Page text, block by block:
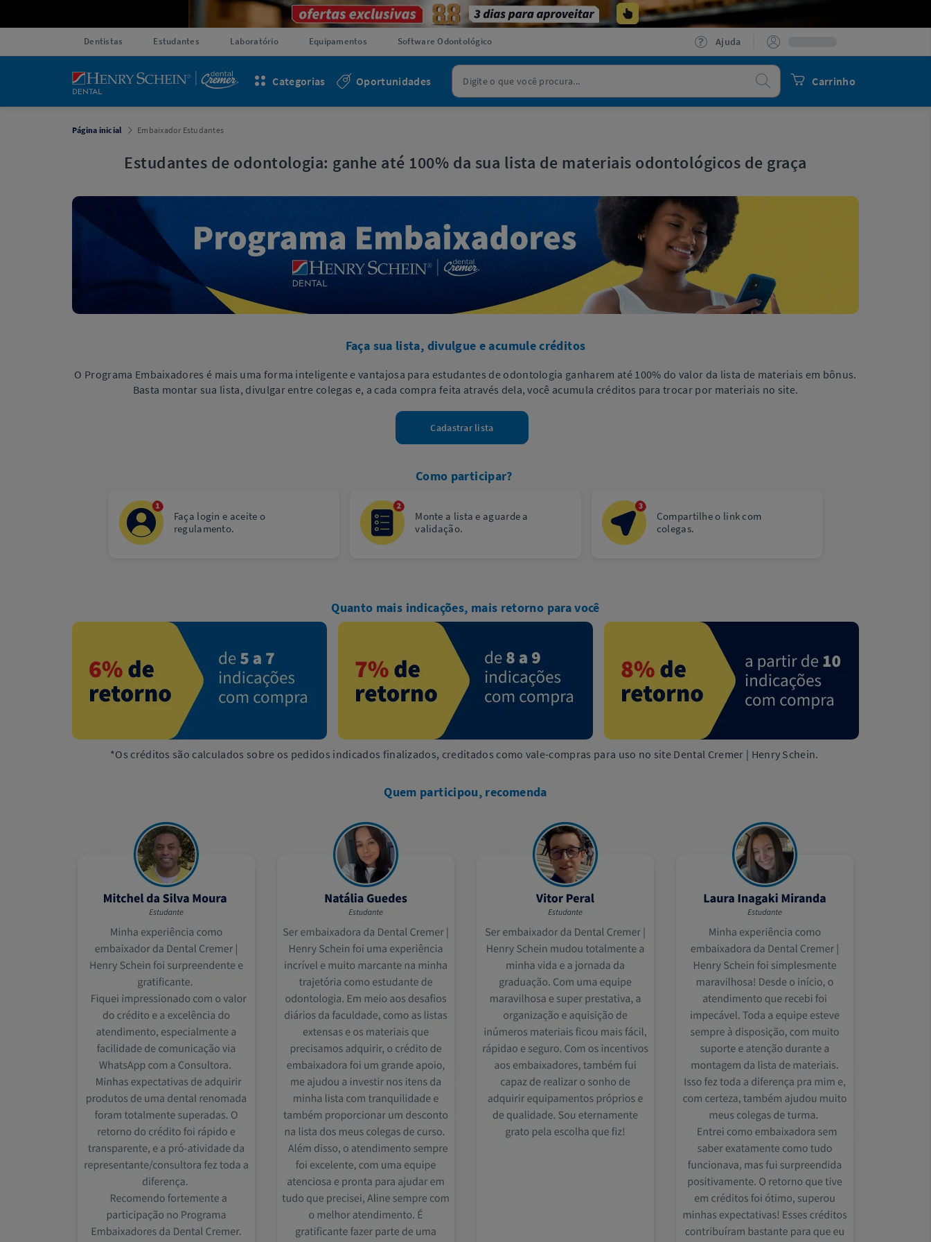
Dentistas Estudantes Laboratório Equipamentos Software Odontológico Ajuda
Carrinho
Procurar
Oportunidades
Categorias
Página inicial Embaixador Estudantes
Estudantes de odontologia: ganhe até 100% da sua lista de materiais odontológicos de graça
Faça sua lista, divulgue e acumule créditos
O Programa Embaixadores é mais uma forma inteligente e vantajosa para estudantes de odontologia ganharem até 100% do valor da lista de materiais em bônus.
Basta montar sua lista, divulgar entre colegas e, a cada compra feita através dela, você acumula créditos para trocar por materiais no site.
Cadastrar lista
Como participar?
Faça login e aceite o
regulamento.
Monte a lista e aguarde a
validação.
Compartilhe o link com
colegas.
Quanto mais indicações, mais retorno para você
*Os créditos são calculados sobre os pedidos indicados finalizados, creditados como vale-compras para uso no site Dental Cremer | Henry Schein.
Quem participou, recomenda